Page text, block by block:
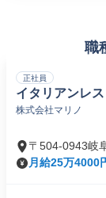
職
正社員
イタリアンレ
株式会社マリノ
〒504-0943岐
月給25万4000